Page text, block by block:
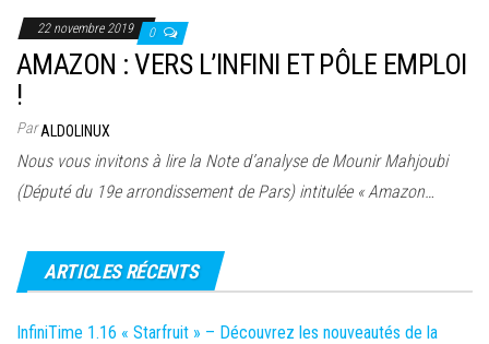
22 novembre 2019 0
AMAZON : VERS L’INFINI ET PÔLE EMPLOI
!
ParALDOLINUX
Nous vous invitons à lire la Note d’analyse de Mounir Mahjoubi
(Député du 19e arrondissement de Pars) intitulée « Amazon…
ARTICLES RÉCENTS
InfiniTime 1.16 « Starfruit » – Découvrez les nouveautés de la